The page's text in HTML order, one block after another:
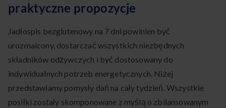
praktyczne propozycje
Jadłospis bezglutenowy na 7 dni powinien być
urozmaicony, dostarczać wszystkich niezbędnych
składników odżywczych i być dostosowany do
indywidualnych potrzeb energetycznych. Niżej
przedstawiamy pomysły dań na cały tydzień. Wszystkie
posiłki zostały skomponowane z myślą o zbilansowanym